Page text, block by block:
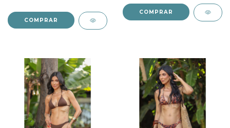
COMPRAR
COMPRAR